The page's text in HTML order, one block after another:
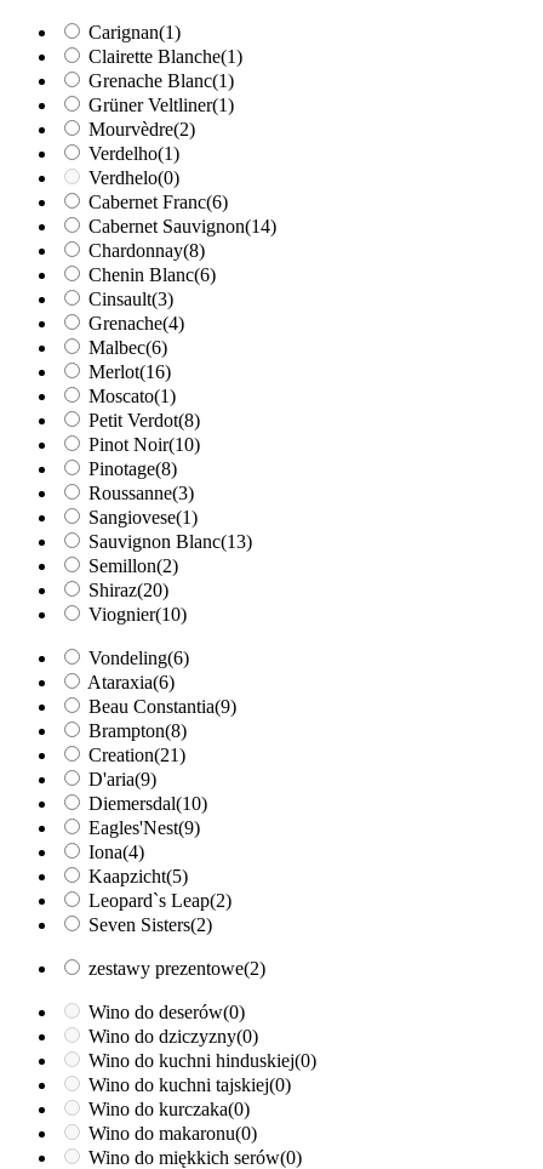
Carignan(1)
Clairette Blanche(1)
Grenache Blanc(1)
Grüner Veltliner(1)
Mourvèdre(2)
Verdelho(1)
Verdhelo(0)
Cabernet Franc(6)
Cabernet Sauvignon(14)
Chardonnay(8)
Chenin Blanc(6)
Cinsault(3)
Grenache(4)
Malbec(6)
Merlot(16)
Moscato(1)
Petit Verdot(8)
Pinot Noir(10)
Pinotage(8)
Roussanne(3)
Sangiovese(1)
Sauvignon Blanc(13)
Semillon(2)
Shiraz(20)
Viognier(10)
Vondeling(6)
Ataraxia(6)
Beau Constantia(9)
Brampton(8)
Creation(21)
D'aria(9)
Diemersdal(10)
Eagles'Nest(9)
Iona(4)
Kaapzicht(5)
Leopard`s Leap(2)
Seven Sisters(2)
zestawy prezentowe(2)
Wino do deserów(0)
Wino do dziczyzny(0)
Wino do kuchni hinduskiej(0)
Wino do kuchni tajskiej(0)
Wino do kurczaka(0)
Wino do makaronu(0)
Wino do miękkich serów(0)